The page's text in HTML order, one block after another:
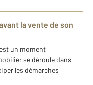
la vente de son
un moment
se déroule dans
les démarches